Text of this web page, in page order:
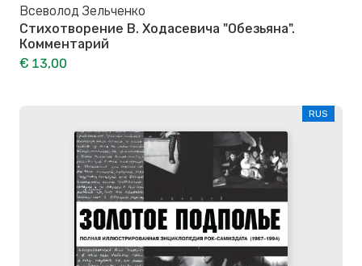
Всеволод Зельченко
Стихотворение В. Ходасевича "Обезьяна".
Комментарий
€ 13,00
RUS